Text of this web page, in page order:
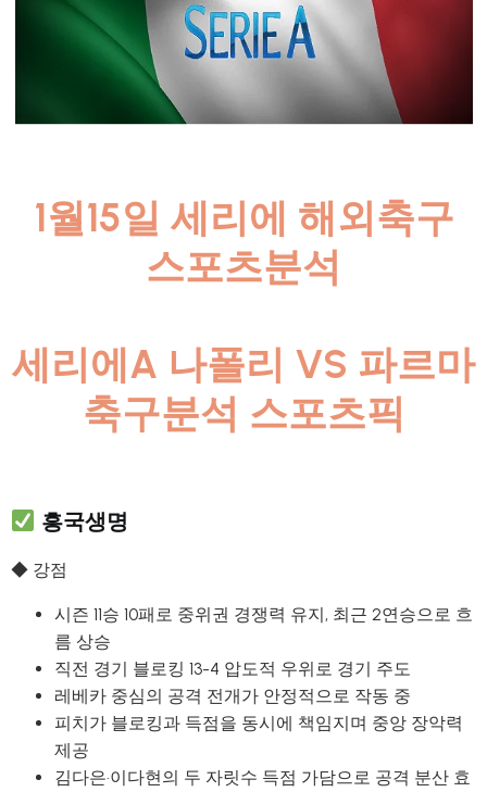
1월15일 세리에 해외축구
스포츠분석
세리에A 나폴리 VS 파르마
축구분석 스포츠픽
흥국생명
◆ 강점
시즌 11승 10패로 중위권 경쟁력 유지, 최근 2연승으로 흐
름 상승
직전 경기 블로킹 13-4 압도적 우위로 경기 주도
레베카 중심의 공격 전개가 안정적으로 작동 중
피치가 블로킹과 득점을 동시에 책임지며 중앙 장악력
제공
김다은·이다현의 두 자릿수 득점 가담으로 공격 분산 효